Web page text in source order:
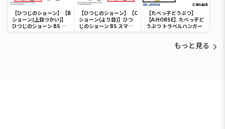
【ひつじのショーン】【B
ショーン(上目づかい)】
ひつじのショーン BS ス
マホショーンルダー
【ひつじのショーン】【C
ショーン(より目)】ひつ
じのショーン BS スマホ
ショーンルダー
【たべっ子どうぶつ】
【A:HORSE】たべっ子ど
うぶつ トラベルハンガー
もっと見る